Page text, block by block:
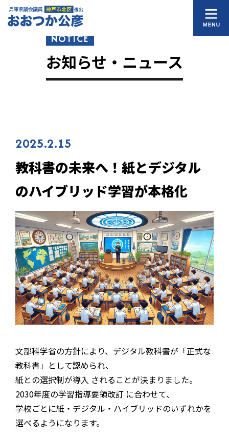
NOTICE
お知らせ・ニュース
2025.2.15
教科書の未来へ！紙とデジタル
のハイブリッド学習が本格化
文部科学省の方針により、デジタル教科書が「正式な
教科書」として認められ、
紙との選択制が導入 されることが決まりました。
2030年度の学習指導要領改訂 に合わせて、
学校ごとに紙・デジタル・ハイブリッドのいずれかを
選べるようになります。